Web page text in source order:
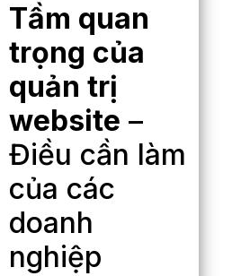
Tầm quan
trọng của
quản trị
website –
Điều cần làm
của các
doanh
nghiệp